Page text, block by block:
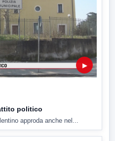
▶
politico
approda anche nel...